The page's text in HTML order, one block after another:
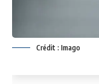
Crédit : Imago